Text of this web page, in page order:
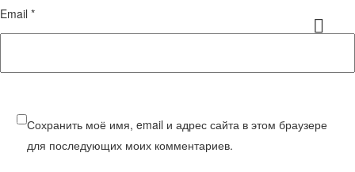
Email *
Сохранить моё имя, email и адрес сайта в этом браузере
для последующих моих комментариев.